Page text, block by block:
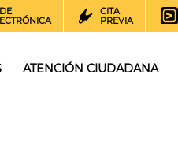
CITA
PREVIA
ATENCIÓN CIUDADANA